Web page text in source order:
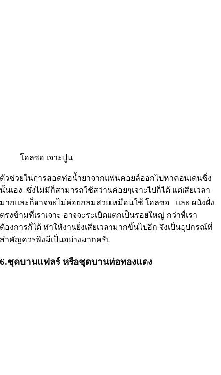
โฮลซอ เจาะปูน
ตัวช่วยในการสอดท่อน้ำยาจากแฟนคอยล์ออกไปหาคอนเดนซิ่ง
นั้นเอง ซึ่งไม่มีก็สามารถใช้สว่านค่อยๆเจาะไปก็ได้ แต่เสียเวลา
มากและก็อาจจะไม่ค่อยกลมสวยเหมือนใช้ โฮลซอ และ ผนังฝั่ง
ตรงข้ามที่เราเจาะ อาจจะระเบิดแตกเป็นรอยใหญ่ กว่าที่เรา
ต้องการก็ได้ ทำให้งานยิ่งเสียเวลามากขึ้นไปอีก จึงเป็นอุปกรณ์ที่
สำคัญควรพึงมีเป็นอย่างมากครับ
6.ชุดบานแฟลร์ หรือชุดบานท่อทองแดง